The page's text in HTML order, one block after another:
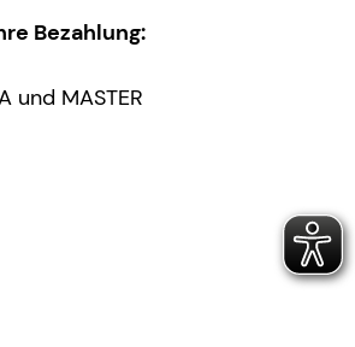
Bezahlung:
und MASTER